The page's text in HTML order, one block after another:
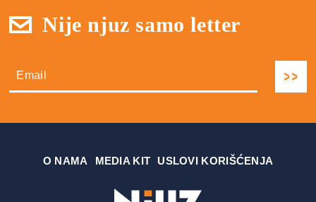
Nije njuz samo letter
О NAMA MEDIA KIT USLOVI KORIŠĆENJA